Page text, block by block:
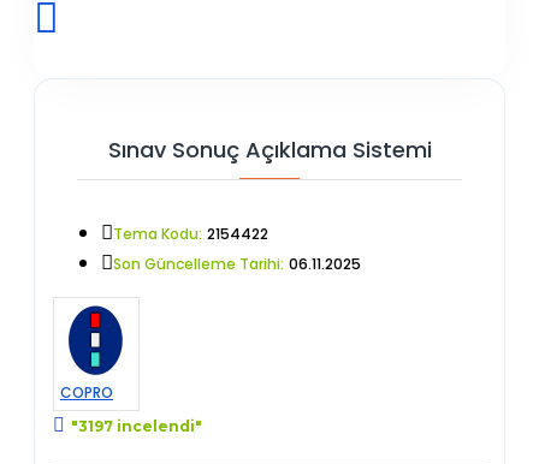
Sınav Sonuç Açıklama Sistemi
Tema Kodu: 2154422
Son Güncelleme Tarihi: 06.11.2025
COPRO
"3197 incelendi"